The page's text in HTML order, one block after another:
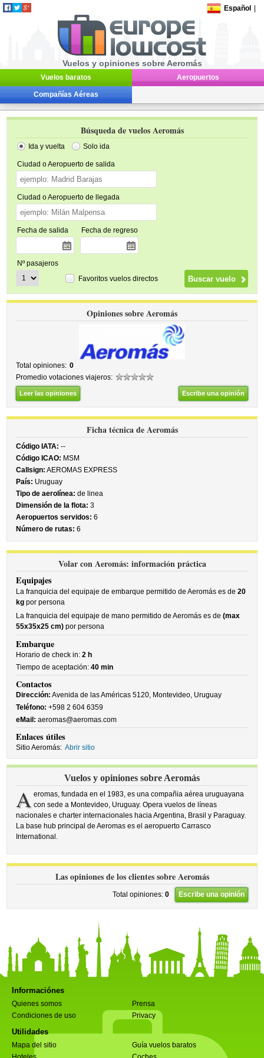
Español
Vuelos y opiniones sobre Aeromás
Vuelos baratos Aeropuertos
Compañías Aéreas
Búsqueda de vuelos Aeromás
Ida y vuelta Solo ida
Ciudad o Aeropuerto de salida
Ciudad o Aeropuerto de llegada
Fecha de salida Fecha de regreso
Nº pasajeros
Favoritos vuelos directos
Opiniones sobre Aeromás
Total opiniones: 0
Promedio votaciones viajeros:
Leer las opiniones Escribe una opinión
Ficha técnica de Aeromás
Código IATA: --
Código ICAO: MSM
Callsign: AEROMAS EXPRESS
País: Uruguay
Tipo de aerolínea: de linea
Dimensión de la flota: 3
Aeropuertos servidos: 6
Número de rutas: 6
Volar con Aeromás: información práctica
Equipajes
La franquicia del equipaje de embarque permitido de Aeromás es de20
kg por persona
La franquicia del equipaje de mano permitido de Aeromás es de(max
55x35x25 cm) por persona
Embarque
Horario de check in:2 h
Tiempo de aceptación:40 min
Contactos
Dirección: Avenida de las Américas 5120, Montevideo, Uruguay
Teléfono: +598 2 604 6359
eMail: aeromas@aeromas.com
Enlaces útiles
Sitio Aeromás: Abrir sitio
Vuelos y opiniones sobre Aeromás
A eromas, fundada en el 1983, es una compañia aérea uruguayana
con sede a Montevideo, Uruguay. Opera vuelos de líneas
nacionales e charter internacionales hacia Argentina, Brasil y Paraguay.
La base hub principal de Aeromas es el aeropuerto Carrasco
International.
Las opiniones de los clientes sobre Aeromás
Total opiniones: 0 Escribe una opinión
Informaciónes
Quienes somos
Prensa
Condiciones de uso
Privacy
Utilidades
Mapa del sitio
Guía vuelos baratos